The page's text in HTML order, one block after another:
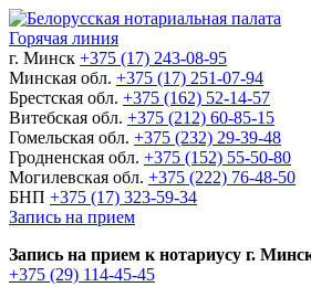
Горячая линия
г. Минск +375 (17) 243-08-95
Минская обл. +375 (17) 251-07-94
Брестская обл. +375 (162) 52-14-57
Витебская обл. +375 (212) 60-85-15
Гомельская обл. +375 (232) 29-39-48
Гродненская обл. +375 (152) 55-50-80
Могилевская обл. +375 (222) 76-48-50
БНП +375 (17) 323-59-34
Запись на прием
Запись на прием к нотариусу г.
+375 (29) 114-45-45